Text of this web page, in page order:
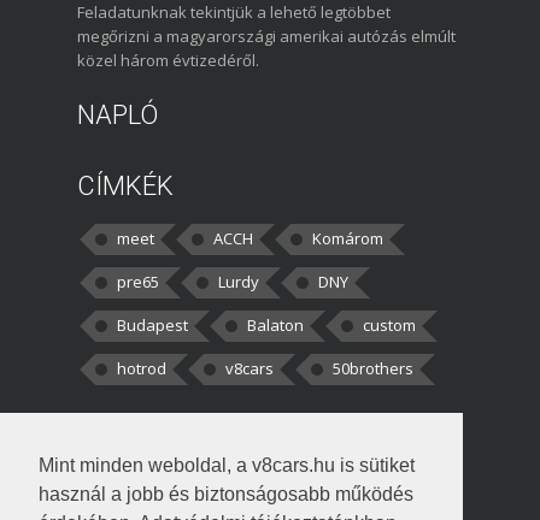
Mint minden weboldal, a v8cars.hu is sütiket
használ a jobb és biztonságosabb működés
Feladatunknak tekintjük a lehető legtöbbet
megőrizni a magyarországi amerikai autózás elmúlt
közel három évtizedéről.
NAPLÓ
CÍMKÉK
meet ACCH
Komárom
pre65
Lurdy
DNY
Budapest
Balaton
custom
hotrod
v8cars 50brothers
kortisz:Elszúrtam! Én csak két
darabbaal számoltam. Nem tudtam, hogy fél autót,